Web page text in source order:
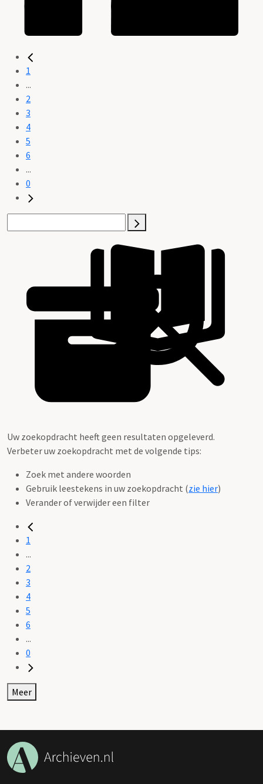
1
...
2
3
4
5
6
...
0
Uw zoekopdracht heeft geen resultaten opgeleverd.
Verbeter uw zoekopdracht met de volgende tips:
Zoek met andere woorden
Gebruik leestekens in uw zoekopdracht (zie hier)
Verander of verwijder een filter
1
...
2
3
4
5
6
...
0
Meer